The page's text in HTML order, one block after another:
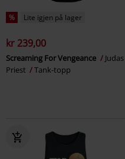
% Lite igjen på lager
kr 239,00
Screaming For Vengeance
Judas
Priest
Tank-topp